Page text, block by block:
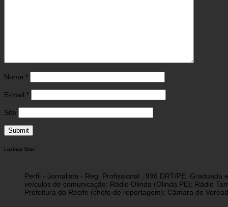
Nome *
E-mail *
Site
Luzimar Dias
Perfil - Jornalista - Reg. Profissional , 996 DRT/PE.
veículos de comunicação: Rádio Olinda (Olinda PE); Rádio
Prefeitura do Recife (chefe de reportagem); Câmara de